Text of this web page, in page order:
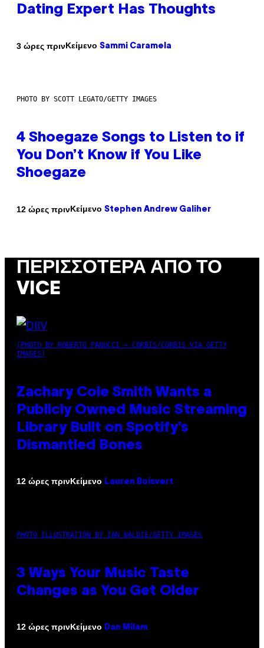
Dating Expert Has Thoughts
3 ώρες πρινΚείμενο Sammi Caramela
PHOTO BY SCOTT LEGATO/GETTY IMAGES
4 Shoegaze Songs to Listen to if
You Don’t Know if You Like
Shoegaze
12 ώρες πρινΚείμενο Stephen Andrew Galiher
ΠΕΡΙΣΣΌΤΕΡΑ ΑΠΌ ΤΟ
VICE
(PHOTO BY ROBERTO PANUCCI – CORBIS/CORBIS VIA GETTY
IMAGES)
Zachary Cole Smith Wants a
Publicly Owned Music Streaming
Library Built on Spotify’s
Dismantled Bones
12 ώρες πρινΚείμενο Lauren Boisvert
PHOTO ILLUSTRATION BY IAN WALDIE/GETTY IMAGES
3 Ways Your Music Taste
Changes as You Get Older
12 ώρες πρινΚείμενο Dan Milam